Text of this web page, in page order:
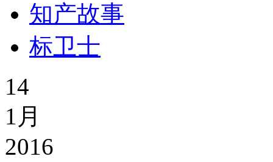
知产故事
标卫士
14
1月
2016